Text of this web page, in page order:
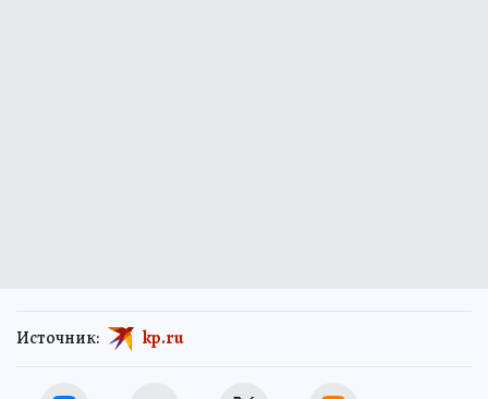
Источник: kp.ru